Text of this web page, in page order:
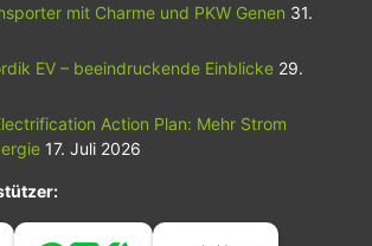
mit Charme und PKW Genen 31.
EV – beeindruckende Einblicke 29.
Action Plan: Mehr Strom
17. Juli 2026